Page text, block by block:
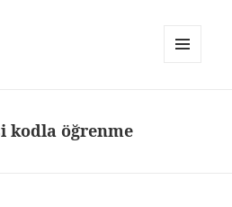
kodla öğrenme